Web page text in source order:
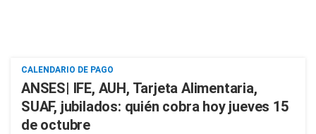
CALENDARIO DE PAGO
ANSES| IFE, AUH, Tarjeta Alimentaria,
SUAF, jubilados: quién cobra hoy jueves 15
de octubre